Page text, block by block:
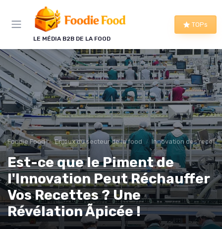
LE MÉDIA B2B DE LA FOOD
TOPs
Foodie Food Enjeux du secteur de la food Innovation des
Est-ce que le Piment de
l'Innovation Peut Réchauffer
Vos Recettes ? Une
Révélation Ãpicée !
Panneau de gestion des cookies